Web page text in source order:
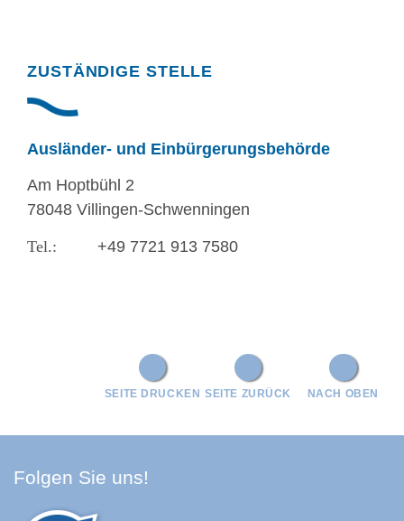
Randspalte
ZUSTÄNDIGE STELLE
Ausländer- und Einbürgerungsbehörde
Am Hoptbühl 2
78048 Villingen-Schwenningen
+49 7721 913 7580
NACH OBEN
SEITE ZURÜCK
SEITE DRUCKEN
Folgen Sie uns!